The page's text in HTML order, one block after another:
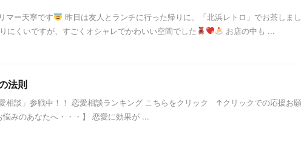
マー天寧です
昨日は友人とランチに行った帰りに、「北浜レトロ」でお茶しまし
にくいですが、すごくオシャレでかわいい空間でした お店の中も ...
法則
相談」参戦中！！ 恋愛相談ランキング こちらをクリック ↑クリックでの応援お願
みのあなたへ・・・】 恋愛に効果が ...